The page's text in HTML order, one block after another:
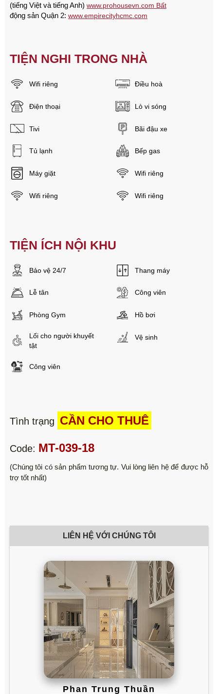
(tiếng Việt và tiếng Anh) www.prohousevn.com Bất
động sản Quận 2: www.empirecityhcmc.com
TIỆN NGHI TRONG NHÀ
Wifi riêng Điều hoà
Điện thoại Lò vi sóng
Tivi Bãi đậu xe
Tủ lạnh Bếp gas
Máy giặt Wifi riêng
Wifi riêng Wifi riêng
TIỆN ÍCH NỘI KHU
Bảo vệ 24/7 Thang máy
Lễ tân Công viên
Phòng Gym Hồ bơi
Lối cho người khuyết
tật
Vệ sinh
Công viên
Tình trạng CẦN CHO THUÊ
Code: MT-039-18
(Chúng tôi có sản phẩm tương tự. Vui lòng liên hệ để được hỗ
trợ tốt nhất)
LIÊN HỆ VỚI CHÚNG TÔI
Phan Trung Thuần